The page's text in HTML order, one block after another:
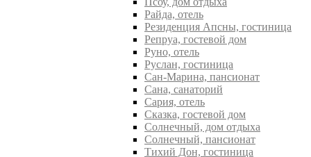
Райда, отель
Резиденция Апсны, гостиница
Репруа, гостевой дом
Руно, отель
Руслан, гостиница
Сан-Марина, пансионат
Сана, санаторий
Сария, отель
Сказка, гостевой дом
Солнечный, дом отдыха
Солнечный, пансионат
Тихий Дон, гостиница